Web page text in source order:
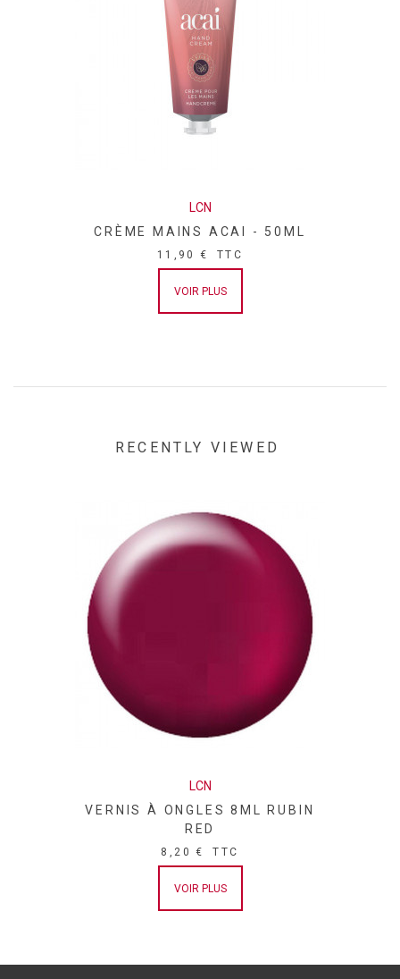
LCN
CRÈME MAINS ACAI - 50ML
11,90 € TTC
VOIR PLUS
RECENTLY VIEWED
LCN
VERNIS À ONGLES 8ML RUBIN
RED
8,20 € TTC
VOIR PLUS